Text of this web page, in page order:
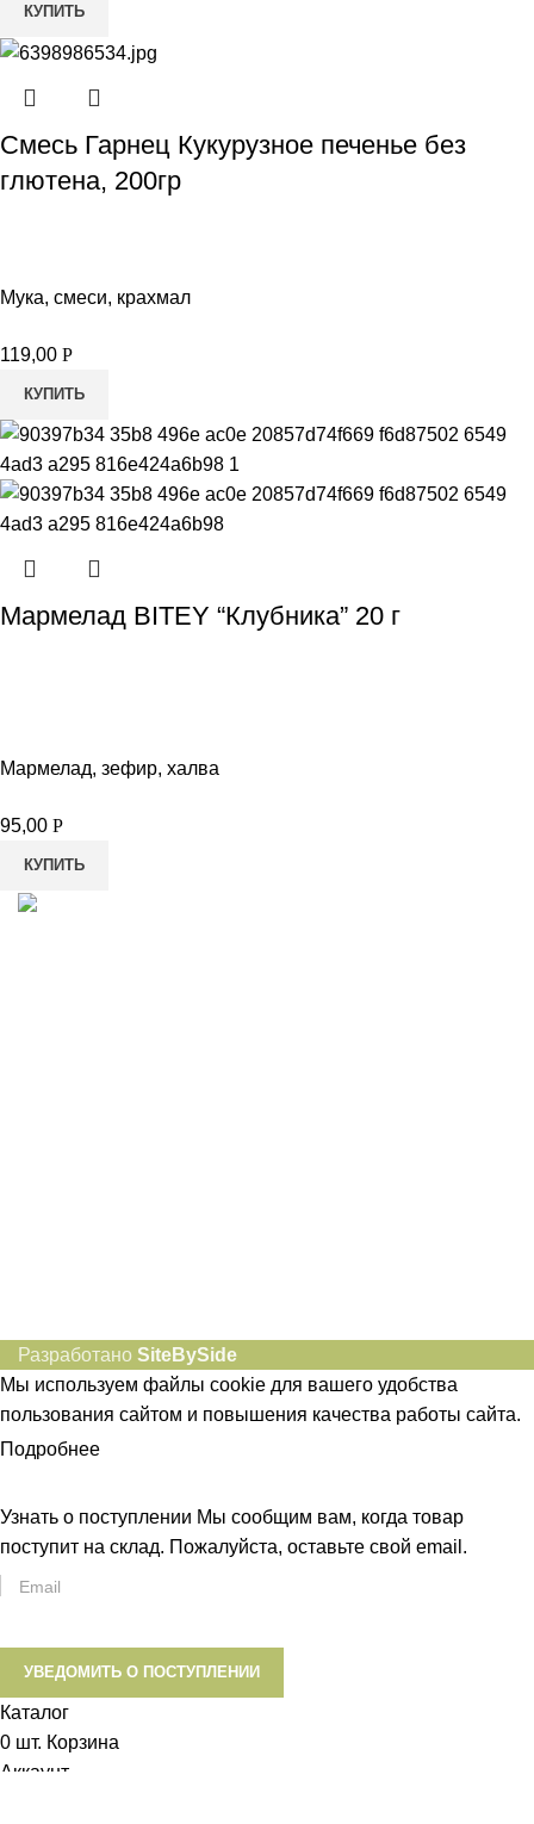
КУПИТЬ
Смесь Гарнец Кукурузное печенье без
глютена, 200гр
Мука, смеси, крахмал
119,00 Р
КУПИТЬ
Мармелад BITEY “Клубника” 20 г
Мармелад, зефир, халва
95,00 Р
КУПИТЬ
Разработано SiteBySide
Мы используем файлы cookie для вашего удобства
пользования сайтом и повышения качества работы сайта.
Подробнее
Узнать о поступлении Мы сообщим вам, когда товар
поступит на склад. Пожалуйста, оставьте свой email.
УВЕДОМИТЬ О ПОСТУПЛЕНИИ
Каталог
0 шт. Корзина
Аккаунт